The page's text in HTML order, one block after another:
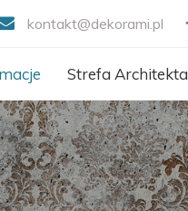
kontakt@dekorami.pl
Strefa Architekta